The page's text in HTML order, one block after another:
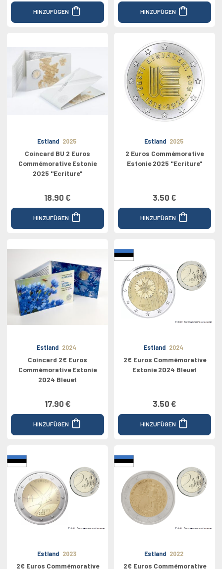
HINZUFÜGEN HINZUFÜGEN
Estland 2025
Coincard BU 2 Euros
Commémorative Estonie
2025 "Ecriture"
18.90 €
HINZUFÜGEN
Estland 2025
2 Euros Commémorative
Estonie 2025 "Ecriture"
3.50 €
HINZUFÜGEN
Estland 2024
Coincard 2€ Euros
Commémorative Estonie
2024 Bleuet
17.90 €
HINZUFÜGEN
Estland 2024
2€ Euros Commémorative
Estonie 2024 Bleuet
3.50 €
HINZUFÜGEN
Estland 2023
2€ Euros Commémorative
Estland 2022
2€ Euros Commémorative